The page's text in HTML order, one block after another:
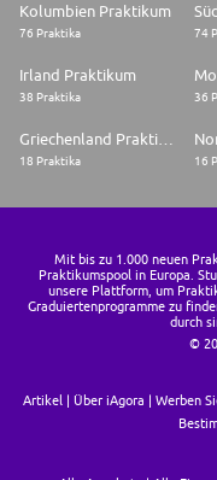
Kolumbien Praktikum
76 Praktika 74
Irland Praktikum
38 Praktika 36
18 Praktika 16
Mit bis zu 1.000 neuen
Praktikumspool in Europa.
unsere Plattform, um
Graduiertenprogramme zu
durch
©
Artikel Über iAgora Werben